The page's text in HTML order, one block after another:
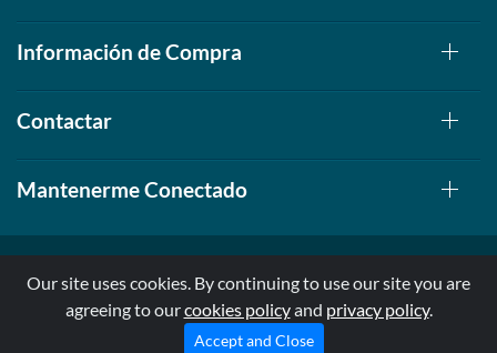
Información de Compra
Contactar
Mantenerme Conectado
© 1999-2026, AllStarHealth.com | All Rights Reserved
* Estas declaraciones no han sido evaluadas por la FDA
Our site uses cookies. By continuing to use our site you are
agreeing to ourcookies policyand privacy policy.
Accept and Close